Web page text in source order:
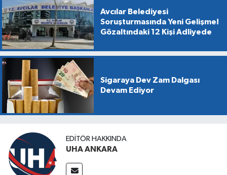
Avcılar Belediyesi
Soruşturmasında Yeni Gelişme!
Gözaltındaki 12 Kişi Adliyede
Sigaraya Dev Zam Dalgası
Devam Ediyor
EDITÖR HAKKINDA
UHA ANKARA